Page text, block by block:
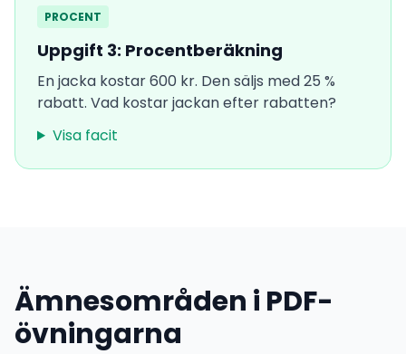
PROCENT
Uppgift 3: Procentberäkning
En jacka kostar 600 kr. Den säljs med 25 %
rabatt. Vad kostar jackan efter rabatten?
Visa facit
Ämnesområden i PDF-
övningarna